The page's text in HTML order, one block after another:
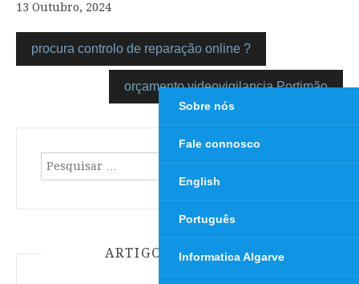
13 Outubro, 2024
procura controlo de reparação online ?
orçamento videovigilancia Portimão
Pesquisar
por:
ARTIGOS RECENTES
Sobre nós
Fale connosco
English
Português
Informatica Algarve